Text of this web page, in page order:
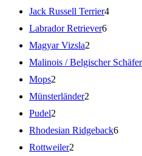
Jack Russell Terrier4
Labrador Retriever6
Magyar Vizsla2
Malinois / Belgischer
Mops2
Münsterländer2
Pudel2
Rhodesian Ridgeback6
Rottweiler2